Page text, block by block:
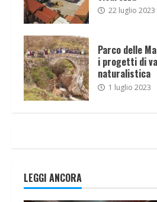
22 luglio 2023
Parco delle
i progetti di
naturalistica
1 luglio 2023
LEGGI ANCORA